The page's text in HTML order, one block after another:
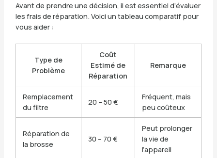
Avant de prendre une décision, il est essentiel d’évaluer
les frais de réparation. Voici un tableau comparatif pour
vous aider :
Type de
Problème
Coût
Estimé de
Réparation
Remarque
Remplacement
du filtre
20 – 50 €
Fréquent, mais
peu coûteux
Réparation de
la brosse
30 – 70 €
Peut prolonger
la vie de
l’appareil